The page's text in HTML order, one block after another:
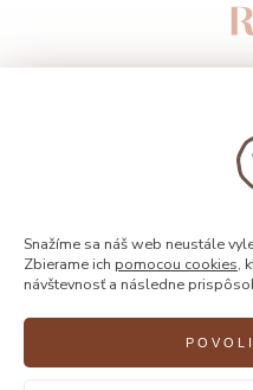
©
Snažíme sa náš web neustále
Zbierame ich pomocou cookies,
návštevnosť a následne